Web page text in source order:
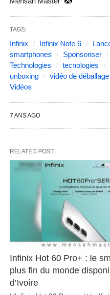
TAGS:
Infinix Infinix Note 6
smartphones
Sponsoriser
Technologies
tecnologies
unboxing
vidéo de déballage
Vidéos
7 ANS AGO
RELATED POST
Infinix Hot 60 Pro+ : le
plus fin du monde
d’Ivoire